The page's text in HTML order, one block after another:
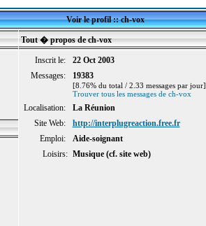
Voir le profil :: ch-vox
Tout � propos de ch-vox
Inscrit le:
22 Oct 2003
Messages:
19383
[8.76% du total / 2.33 messages par jour]
Trouver tous les messages de ch-vox
Localisation:
La Réunion
Site Web:
http://interplugreaction.free.fr
Emploi:
Aide-soignant
Loisirs: Musique (cf. site web)